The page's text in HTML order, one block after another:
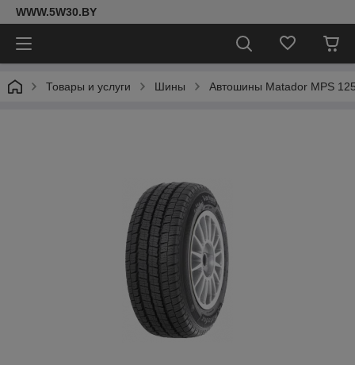
WWW.5W30.BY
Товары и услуги Шины Автошины Matador MPS